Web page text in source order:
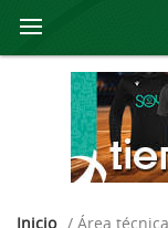
Inicio / área